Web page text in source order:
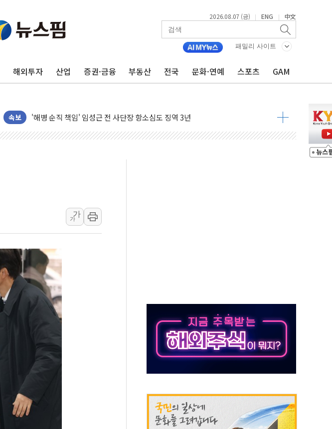
2026.08.07 (금) | ENG | 中文
패밀리 사이트
해외투자 산업 증권·금융 부동산 전국 문화·연예 스포츠 GAM
속보
전남광주 화정역 인근 도로 4중 추돌…1명 심정지·5명 부상
헥토이노베이션, 상반기 매출 첫 2000억원 돌파
우리은행, 고창해상풍력에 4000억 금융 지원
코스피·코스닥 오전 동반 하락…내린 종목이 두 배 넘어
'입추'인데 연일 찜통더위…김성환 기후부 장관 "예측범위 벗어나도 즉시대응"
유니슨 "국내생산세액공제·인증제도 개선 수혜 기대"
창호 교체하다 난간 무너져…대전서 50대 일용직 추락 사망
장동혁 "규제와 대출 풀고 재개발·재건축 촉진하는 것이 부동산 정상화"
[속보] 종합특검, '尹 관저 이전 감사 무마' 유병호 감사위원 구속 기소
AI에 승부 건 네이버…내년 AI 팩토리 매출 본격화
日, 4~6월 105조원 환시 개입...4월 말 '56조원' 사상 최대
오렌지플래닛 창업재단, 스타트업 지원 프로그램 성료
경찰, '300억대 사기 혐의' 차가원 대표 구속 송치
가
가